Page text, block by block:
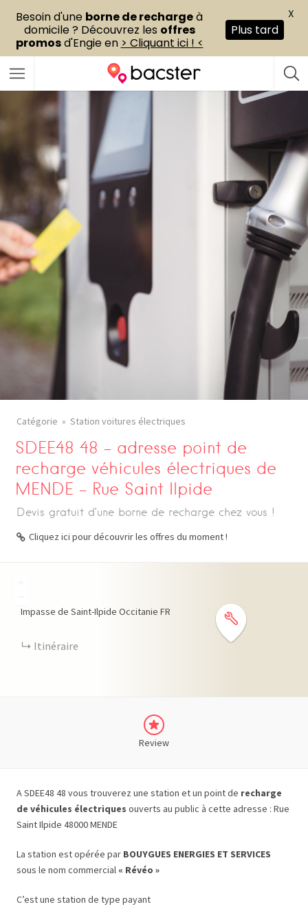
Catégorie Station voitures électriques
SDEE48 48 – adresse point de
recharge véhicules électriques de
MENDE – Rue Saint Ilpide
Devis gratuit d’une borne de recharge chez vous !
Cliquez ici pour découvrir les offres du moment !
Impasse de Saint-Ilpide Occitanie FR
Itinéraire
Review
A SDEE48 48 vous trouverez une station et un point de recharge
de véhicules électriques ouverts au public à cette adresse : Rue
Saint Ilpide 48000 MENDE
La station est opérée par BOUYGUES ENERGIES ET SERVICES
sous le nom commercial « Révéo »
C’est une station de type payant
Besoin d'une borne de rechargeà
domicile ? Découvrez les offres
promosd'Engie en > Cliquant ici ! <
Plus tard
X